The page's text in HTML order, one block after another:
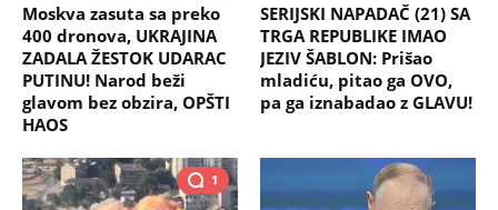
Moskva zasuta sa preko
400 dronova, UKRAJINA
ZADALA ŽESTOK UDARAC
PUTINU! Narod beži
glavom bez obzira, OPŠTI
HAOS
SERIJSKI NAPADAČ (21) SA
TRGA REPUBLIKE IMAO
JEZIV ŠABLON: Prišao
mladiću, pitao ga OVO,
pa ga iznabadao z GLAVU!
1